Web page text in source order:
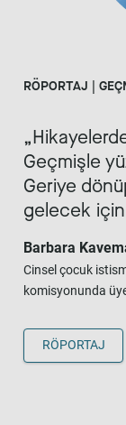
RÖPORTAJ |
Geçmişle
Geriye
gelecek için
Barbara
Cinsel çocuk
komisyonunda
RÖPORTAJ